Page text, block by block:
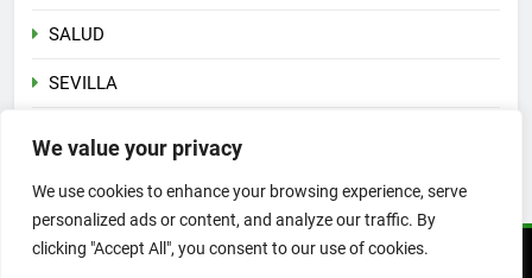
We value your privacy
We use cookies to enhance your browsing experience, serve
personalized ads or content, and analyze our traffic. By
clicking "Accept All", you consent to our use of cookies.
SALUD
SEVILLA
VALENCIA